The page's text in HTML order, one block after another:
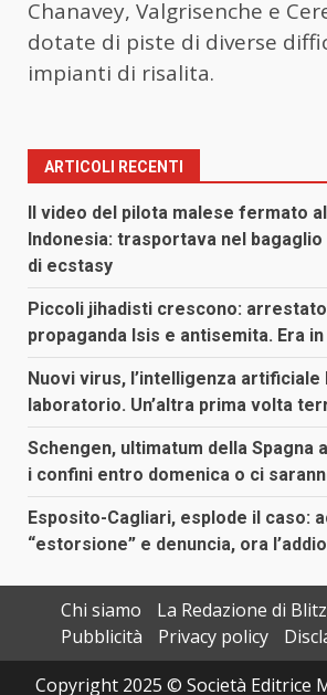
Chanavey, Valgrisenche e
dotate di piste di diverse
impianti di risalita.
ARTICOLI RECENTI
Il video del pilota malese fermato
Indonesia: trasportava nel
di ecstasy
Piccoli jihadisti crescono:
propaganda Isis e antisemita. Era
Nuovi virus, l’intelligenza artificiale
laboratorio. Un’altra prima volta
Schengen, ultimatum della Spagna
i confini entro domenica o ci
Esposito-Cagliari, esplode il caso:
“estorsione” e denuncia, ora
Chi siamo
La Redazione di
Pubblicità
Privacy policy
Copyright 2025 © Società Editrice